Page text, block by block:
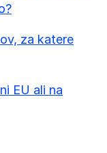
za katere
EU ali na